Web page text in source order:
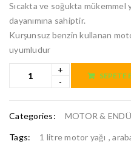
Sıcakta ve soğukta mükemmel
dayanımına sahiptir.
Kurşunsuz benzin kullanan
uyumludur
SEPETE
Categories: MOTOR &
Tags: 1 litre motor yağı ,